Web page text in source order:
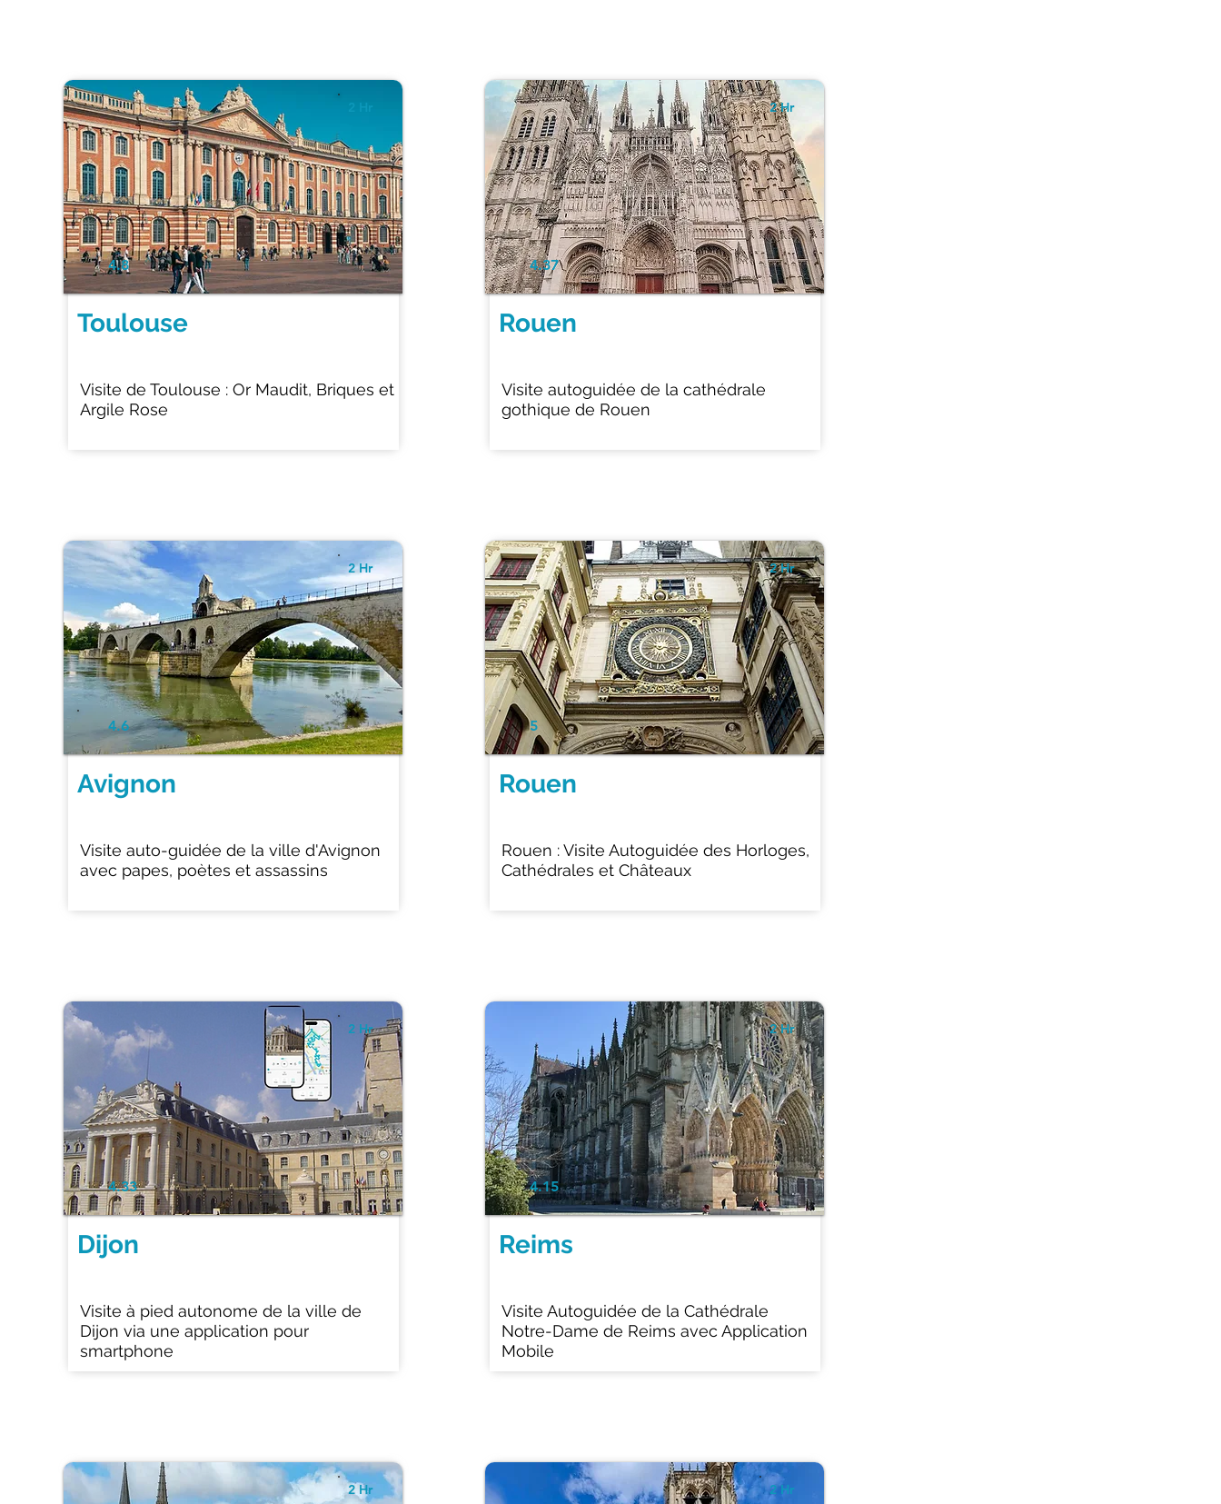
4.8
2 Hr
Toulouse
Visite de Toulouse : Or Maudit, Briques et
Argile Rose
4.6
2 Hr
Avignon
Visite auto-guidée de la ville d'Avignon
avec papes, poètes et assassins
4.33
2 Hr
Dijon
Visite à pied autonome de la ville de
Dijon via une application pour
smartphone
2 Hr
4.37
2 Hr
Rouen
Visite autoguidée de la cathédrale
gothique de Rouen
5
2 Hr
Rouen
Rouen : Visite Autoguidée des Horloges,
Cathédrales et Châteaux
4.15
2 Hr
Reims
Visite Autoguidée de la Cathédrale
Notre-Dame de Reims avec Application
Mobile
2 Hr